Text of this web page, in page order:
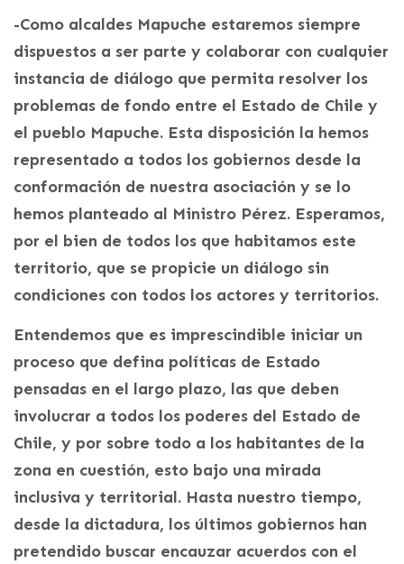
-Como alcaldes Mapuche estaremos siempre
dispuestos a ser parte y colaborar con cualquier
instancia de diálogo que permita resolver los
problemas de fondo entre el Estado de Chile y
el pueblo Mapuche. Esta disposición la hemos
representado a todos los gobiernos desde la
conformación de nuestra asociación y se lo
hemos planteado al Ministro Pérez. Esperamos,
por el bien de todos los que habitamos este
territorio, que se propicie un diálogo sin
condiciones con todos los actores y territorios.
Entendemos que es imprescindible iniciar un
proceso que defina políticas de Estado
pensadas en el largo plazo, las que deben
involucrar a todos los poderes del Estado de
Chile, y por sobre todo a los habitantes de la
zona en cuestión, esto bajo una mirada
inclusiva y territorial. Hasta nuestro tiempo,
desde la dictadura, los últimos gobiernos han
pretendido buscar encauzar acuerdos con el